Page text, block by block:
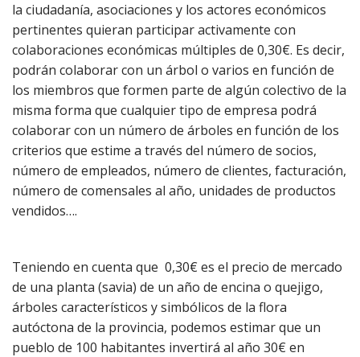
la ciudadanía, asociaciones y los actores económicos
pertinentes quieran participar activamente con
colaboraciones económicas múltiples de 0,30€. Es decir,
podrán colaborar con un árbol o varios en función de
los miembros que formen parte de algún colectivo de la
misma forma que cualquier tipo de empresa podrá
colaborar con un número de árboles en función de los
criterios que estime a través del número de socios,
número de empleados, número de clientes, facturación,
número de comensales al año, unidades de productos
vendidos….
Teniendo en cuenta que 0,30€ es el precio de mercado
de una planta (savia) de un año de encina o quejigo,
árboles característicos y simbólicos de la flora
autóctona de la provincia, podemos estimar que un
pueblo de 100 habitantes invertirá al año 30€ en